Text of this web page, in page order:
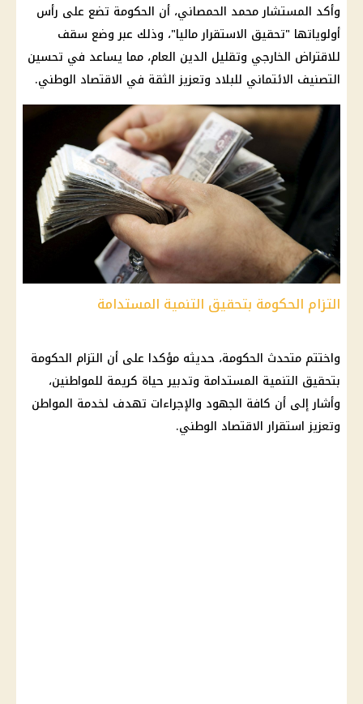
وأكد المستشار محمد الحمصاني، أن الحكومة تضع على رأس
أولوياتها "تحقيق الاستقرار ماليا"، وذلك عبر وضع سقف
للاقتراض الخارجي وتقليل الدين العام، مما يساعد في تحسين
التصنيف الائتماني للبلاد وتعزيز الثقة في الاقتصاد الوطني.
التزام الحكومة بتحقيق التنمية المستدامة
واختتم متحدث الحكومة، حديثه مؤكدا على أن التزام الحكومة
بتحقيق التنمية المستدامة وتدبير حياة كريمة للمواطنين،
وأشار إلى أن كافة الجهود والإجراءات تهدف لخدمة المواطن
وتعزيز استقرار الاقتصاد الوطني.